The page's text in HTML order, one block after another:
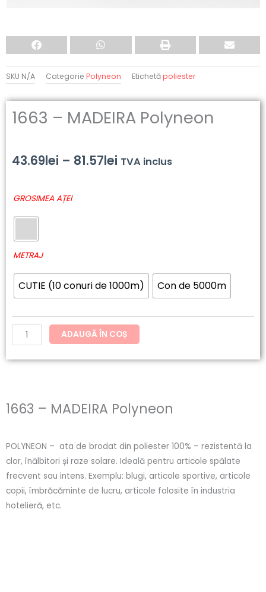
SKU N/A Categorie Polyneon Etichetăpoliester
1663 – MADEIRA Polyneon
43.69lei – 81.57lei Interval
la
81.57lei
TVA inclus
GROSIMEA AȚEI
METRAJ
CUTIE (10 conuri de 1000m) Con de 5000m
Cantitate
MADEIRA
Polyneon
ADAUGĂ ÎN COȘ
1663 – MADEIRA Polyneon
POLYNEON – ata de brodat din poliester 100% – rezistentă la
clor, înălbitori și raze solare. Ideală pentru articole spălate
frecvent sau intens. Exemplu: blugi, articole sportive, articole
copii, îmbrăcăminte de lucru, articole folosite în industria
hotelieră, etc.